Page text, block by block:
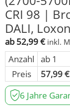
CRI 98 |
DALI,
ab52,99€ inkl.
Anzahl ab 1
Preis
57,99€
6 Jahre